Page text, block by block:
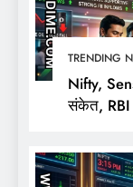
TRENDING
Nifty,
संकेत, RBI